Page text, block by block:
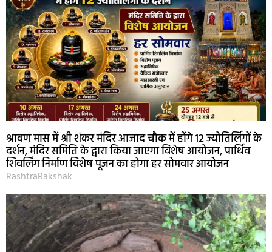
श्रावण मास में श्री शंकर मंदिर आजाद चौक में होंगे 12 ज्योतिर्लिंगों के
दर्शन, मंदिर समिति के द्वारा किया जाएगा विशेष आयोजन, पार्थिव
शिवलिंग निर्माण विशेष पूजन का होगा हर सोमवार आयोजन
RashtraRakshak